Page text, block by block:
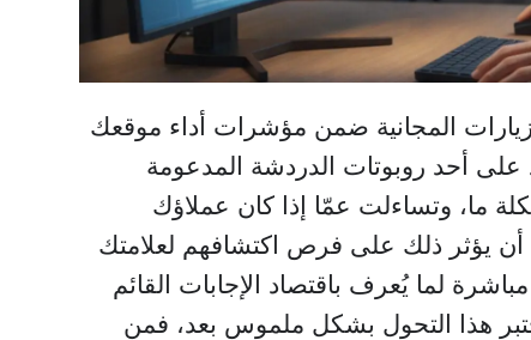
المجانية ضمن مؤشرات أداء موقعك
أحد روبوتات الدردشة المدعومة
ما، وتساءلت عمّا إذا كان عملاؤك
يؤثر ذلك على فرص اكتشافهم لعلامتك
لما يُعرف باقتصاد الإجابات القائم
هذا التحول بشكل ملموس بعد، فمن